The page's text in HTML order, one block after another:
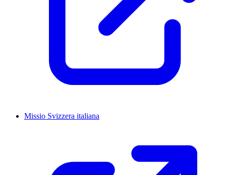
Missio Svizzera italiana